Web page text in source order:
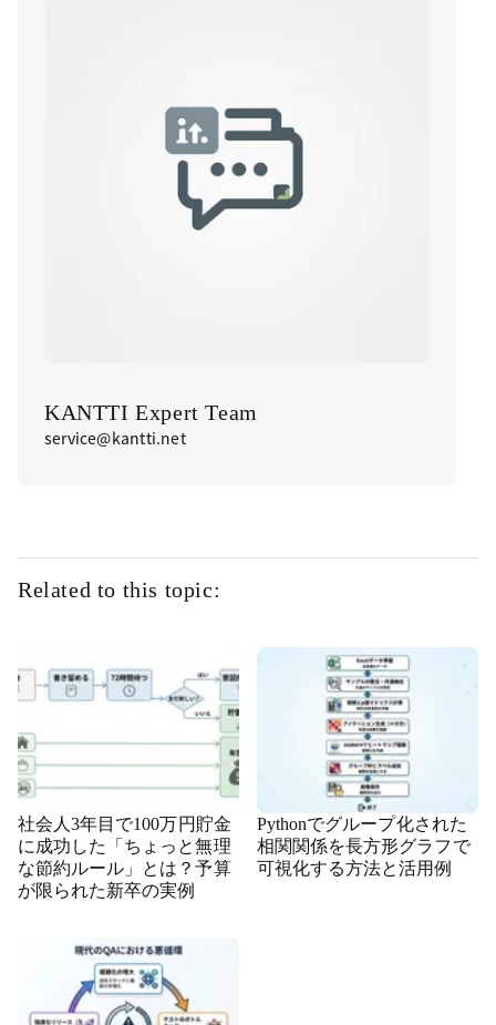
KANTTI Expert Team
service@kantti.net
Related to this topic:
社会人3年目で100万円貯金
に成功した「ちょっと無理
な節約ルール」とは？予算
が限られた新卒の実例
Pythonでグループ化された
相関関係を長方形グラフで
可視化する方法と活用例